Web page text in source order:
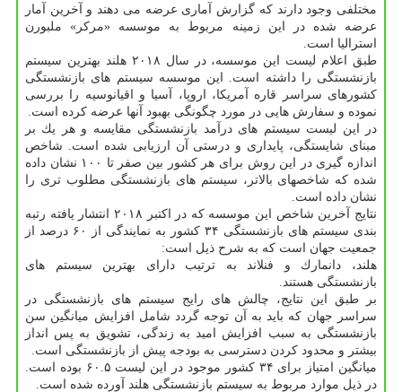
مختلفی وجود دارند كه گزارش آماری عرضه می دهند و آخرین آمار
عرضه شده در این زمینه مربوط به موسسه «مركر» ملبورن
استرالیا است.
طبق اعلام لیست این موسسه، در سال ۲۰۱۸ هلند بهترین سیستم
بازنشستگی را داشته است. این موسسه سیستم های بازنشستگی
كشورهای سراسر قاره آمریكا، اروپا، آسیا و اقیانوسیه را بررسی
نموده و سفارش هایی در مورد چگونگی بهبود آنها عرضه كرده است.
در این لیست سیستم های درآمد بازنشستگی مقایسه و هر یك بر
مبنای شایستگی، پایداری و درستی آن ارزیابی شده است. شاخص
اندازه گیری در این روش برای هر كشور بین صفر تا ۱۰۰ نشان داده
شده كه شاخصهای بالاتر، سیستم های بازنشستگی مطلوب تری را
نشان داده است.
نتایج آخرین شاخص این موسسه كه در اكتبر ۲۰۱۸ انتشار یافته رتبه
بندی سیستم های بازنشستگی ۳۴ كشور به نمایندگی از ۶۰ درصد از
جمعیت جهان است كه به شرح ذیل است:
هلند، دانمارك و فنلاند به ترتیب دارای بهترین سیستم های
بازنشستگی هستند.
بر طبق این نتایج، چالش های رایج سیستم های بازنشستگی در
سراسر جهان كه باید به آن توجه گردد شامل افزایش میانگین سن
بازنشستگی به سبب افزایش امید به زندگی، تشویق به پس انداز
بیشتر و محدود كردن دسترسی به بودجه پیش از بازنشستگی است.
میانگین امتیاز برای ۳۴ كشور موجود در این لیست ۶۰.۵ بوده است.
در ذیل موارد مربوط به سیستم بازنشستگی هلند آورده شده است.